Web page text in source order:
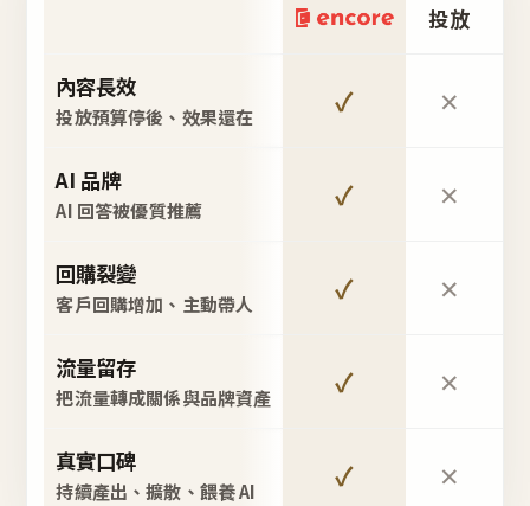
投放
內容長效
投放預算停後、效果還在 ✓ ✕
AI 品牌
AI 回答被優質推薦 ✓ ✕
回購裂變
客戶回購增加、主動帶人 ✓ ✕
流量留存
把流量轉成關係與品牌資產 ✓ ✕
真實口碑
持續產出、擴散、餵養 AI ✓ ✕